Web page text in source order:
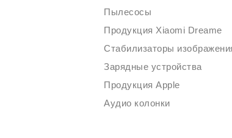
Пылесосы
Продукция Xiaomi Dreame
Зарядные устройства
Продукция Apple
Аудио колонки